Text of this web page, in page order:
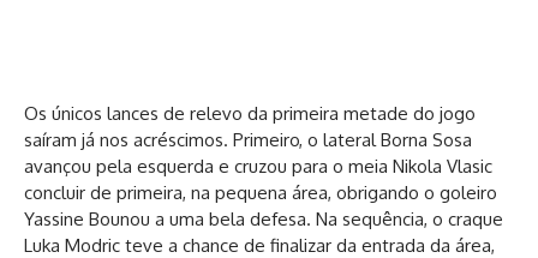
Os únicos lances de relevo da primeira metade do jogo
saíram já nos acréscimos. Primeiro, o lateral Borna Sosa
avançou pela esquerda e cruzou para o meia Nikola Vlasic
concluir de primeira, na pequena área, obrigando o goleiro
Yassine Bounou a uma bela defesa. Na sequência, o craque
Luka Modric teve a chance de finalizar da entrada da área,